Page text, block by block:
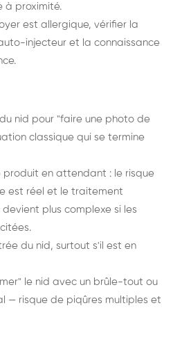
à proximité.
est allergique, vérifier la
injecteur et la connaissance
nid pour "faire une photo de
classique qui se termine
produit en attendant : le risque
est réel et le traitement
plus complexe si les
du nid, surtout s'il est en
le nid avec un brûle-tout ou
— risque de piqûres multiples et